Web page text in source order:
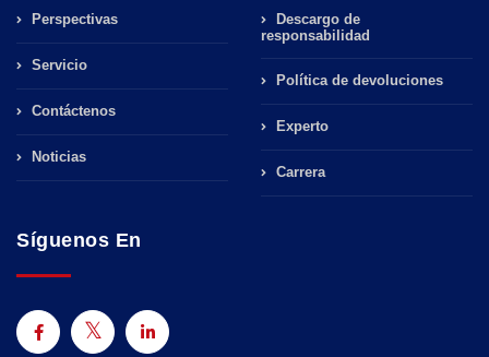
Perspectivas
Servicio
Contáctenos
Noticias
Descargo de
responsabilidad
Política de devoluciones
Experto
Carrera
Síguenos En